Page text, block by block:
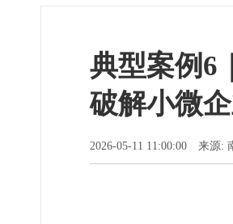
典型案例6
破解小微
2026-05-11 11:00:00 来源: